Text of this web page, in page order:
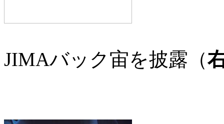
JIMAバック宙を披露（